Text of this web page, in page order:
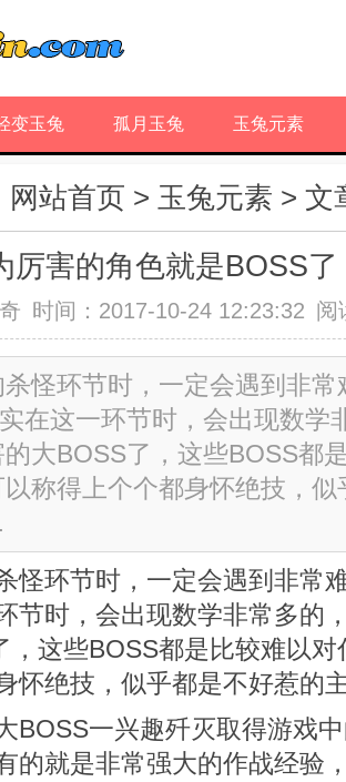
变玉兔 孤月玉兔 玉兔元素
网站首页 > 玉兔元素 > 文
厉害的角色就是BOSS了
时间：2017-10-24 12:23:32 阅
怪环节时，一定会遇到非常
在这一环节时，会出现数学
大BOSS了，这些BOSS都
称得上个个都身怀绝技，
怪环节时，一定会遇到非常
节时，会出现数学非常多的
，这些BOSS都是比较难以
怀绝技，似乎都是不好惹的
BOSS一兴趣歼灭取得游戏
的就是非常强大的作战经验